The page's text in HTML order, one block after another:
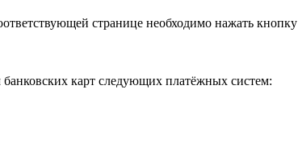
странице необходимо нажать кнопку
карт следующих платёжных систем: